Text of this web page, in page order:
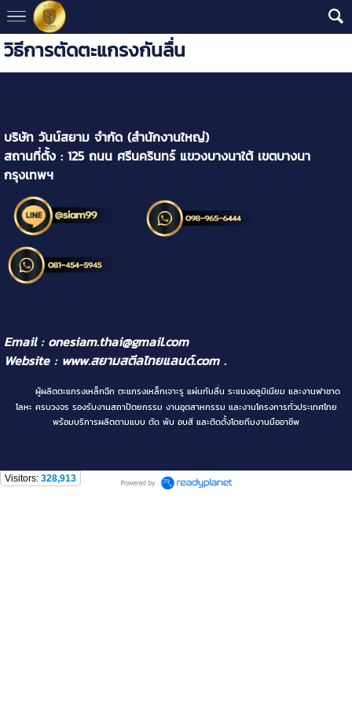
วิธีการตัดตะแกรงกันลื่น
บริษัท วันน์สยาม จำกัด (สำนักงานใหญ่)
สถานที่ตั้ง : 125 ถนน ศรีนครินทร์ แขวงบางนาใต้ เขตบางนา
กรุงเทพฯ
Email : onesiam.thai@gmail.com
Website : www.สยามสตีลไทยแลนด์.com.
ผู้ผลิตตะแกรงเหล็กฉีก ตะแกรงเหล็กเจาะรู แผ่นกันลื่น ระแนงอลูมิเนียม และงานฟาซาด
โลหะ ครบวงจร รองรับงานสถาปัตยกรรม งานอุตสาหกรรม และงานโครงการทั่วประเทศไทย
พร้อมบริการผลิตตามแบบ ตัด พับ อบสี และติดตั้งโดยทีมงานมืออาชีพ
Visitors: 328,913